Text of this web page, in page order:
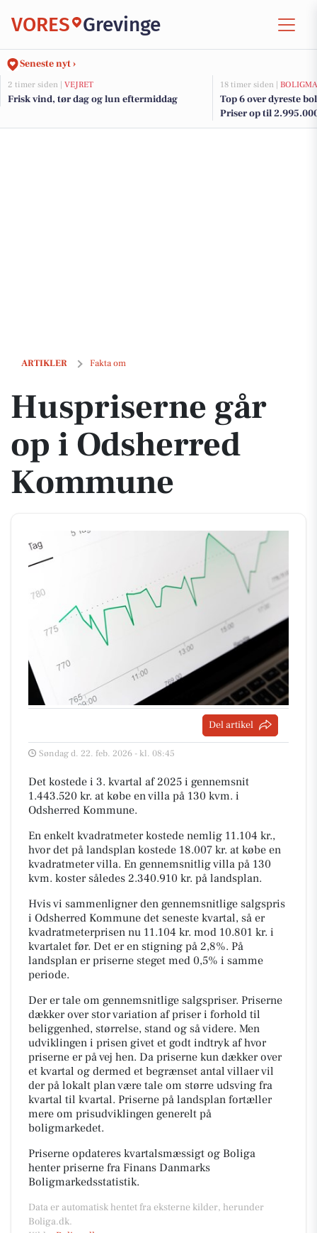
VORES Grevinge
Seneste nyt ›
2 timer siden | VEJRET
Frisk vind, tør dag og lun eftermiddag
18 timer siden |
Top 6 over dyreste
Priser op til
ARTIKLER Fakta om
Huspriserne går op i Odsherred Kommune
Huspriserne går
op i Odsherred
Kommune
Del artikel
Søndag d. 22. feb. 2026 - kl. 08:45
Det kostede i 3. kvartal af 2025 i gennemsnit
1.443.520 kr. at købe en villa på 130 kvm. i
Odsherred Kommune.
En enkelt kvadratmeter kostede nemlig 11.104 kr.,
hvor det på landsplan kostede 18.007 kr. at købe en
kvadratmeter villa. En gennemsnitlig villa på 130
kvm. koster således 2.340.910 kr. på landsplan.
Hvis vi sammenligner den gennemsnitlige salgspris
i Odsherred Kommune det seneste kvartal, så er
kvadratmeterprisen nu 11.104 kr. mod 10.801 kr. i
kvartalet før. Det er en stigning på 2,8%. På
landsplan er priserne steget med 0,5% i samme
periode.
Der er tale om gennemsnitlige salgspriser. Priserne
dækker over stor variation af priser i forhold til
beliggenhed, størrelse, stand og så videre. Men
udviklingen i prisen givet et godt indtryk af hvor
priserne er på vej hen. Da priserne kun dækker over
et kvartal og dermed et begrænset antal villaer vil
der på lokalt plan være tale om større udsving fra
kvartal til kvartal. Priserne på landsplan fortæller
mere om prisudviklingen generelt på
boligmarkedet.
Priserne opdateres kvartalsmæssigt og Boliga
henter priserne fra Finans Danmarks
Boligmarkedsstatistik.
Data er automatisk hentet fra eksterne kilder, herunder
Boliga.dk.